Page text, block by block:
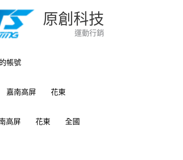
原創科技
運動行銷
帳號
嘉南高屏 花東
高屏 花東 全國